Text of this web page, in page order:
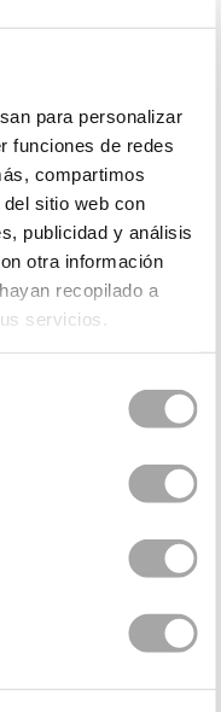
para personalizar
funciones de redes
compartimos
sitio web con
publicidad y análisis
otra información
recopilado a
servicios.